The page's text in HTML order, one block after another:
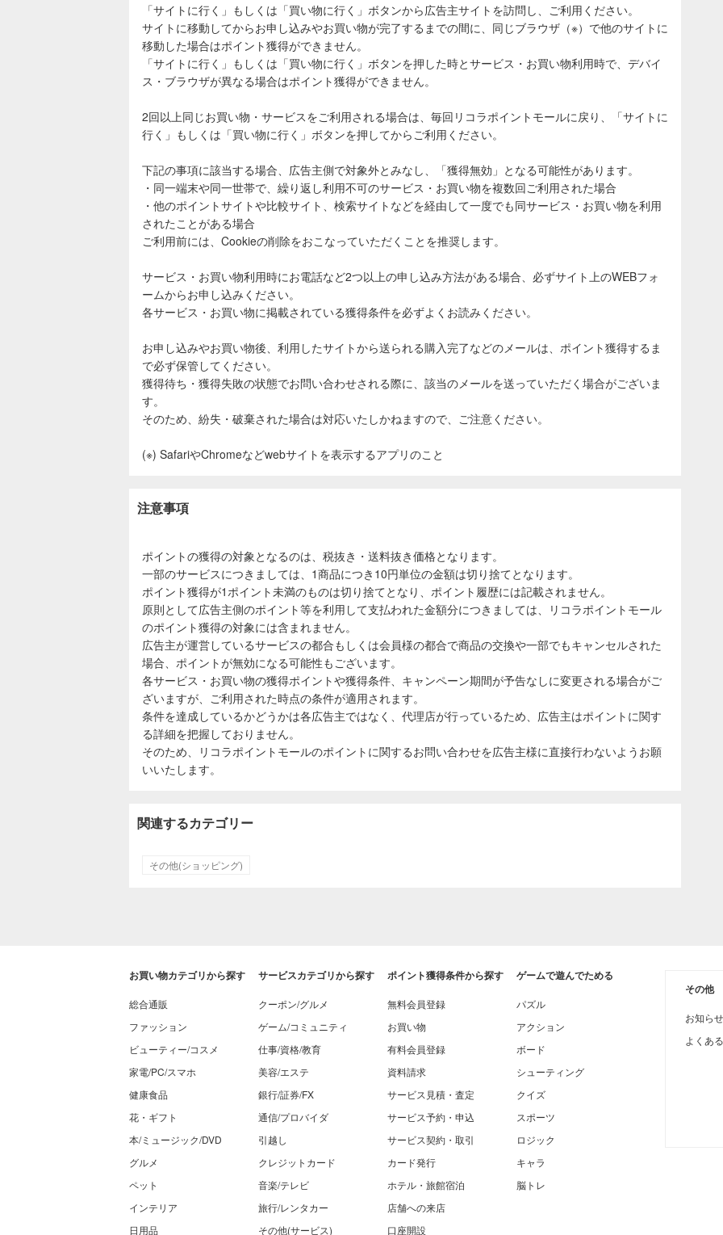
「サイトに行く」もしくは「買い物に行く」ボタンから広告主サイトを訪問し、ご利用ください。
サイトに移動してからお申し込みやお買い物が完了するまでの間に、同じブラウザ（※）で他のサイトに
移動した場合はポイント獲得ができません。
「サイトに行く」もしくは「買い物に行く」ボタンを押した時とサービス・お買い物利用時で、デバイ
ス・ブラウザが異なる場合はポイント獲得ができません。
2回以上同じお買い物・サービスをご利用される場合は、毎回リコラポイントモールに戻り、「サイトに
行く」もしくは「買い物に行く」ボタンを押してからご利用ください。
下記の事項に該当する場合、広告主側で対象外とみなし、「獲得無効」となる可能性があります。
・同一端末や同一世帯で、繰り返し利用不可のサービス・お買い物を複数回ご利用された場合
・他のポイントサイトや比較サイト、検索サイトなどを経由して一度でも同サービス・お買い物を利用
されたことがある場合
ご利用前には、Cookieの削除をおこなっていただくことを推奨します。
サービス・お買い物利用時にお電話など2つ以上の申し込み方法がある場合、必ずサイト上のWEBフォ
ームからお申し込みください。
各サービス・お買い物に掲載されている獲得条件を必ずよくお読みください。
お申し込みやお買い物後、利用したサイトから送られる購入完了などのメールは、ポイント獲得するま
で必ず保管してください。
獲得待ち・獲得失敗の状態でお問い合わせされる際に、該当のメールを送っていただく場合がございま
す。
そのため、紛失・破棄された場合は対応いたしかねますので、ご注意ください。
(※) SafariやChromeなどwebサイトを表示するアプリのこと
注意事項
ポイントの獲得の対象となるのは、税抜き・送料抜き価格となります。
一部のサービスにつきましては、1商品につき10円単位の金額は切り捨てとなります。
ポイント獲得が1ポイント未満のものは切り捨てとなり、ポイント履歴には記載されません。
原則として広告主側のポイント等を利用して支払われた金額分につきましては、リコラポイントモール
のポイント獲得の対象には含まれません。
広告主が運営しているサービスの都合もしくは会員様の都合で商品の交換や一部でもキャンセルされた
場合、ポイントが無効になる可能性もございます。
各サービス・お買い物の獲得ポイントや獲得条件、キャンペーン期間が予告なしに変更される場合がご
ざいますが、ご利用された時点の条件が適用されます。
条件を達成しているかどうかは各広告主ではなく、代理店が行っているため、広告主はポイントに関す
る詳細を把握しておりません。
そのため、リコラポイントモールのポイントに関するお問い合わせを広告主様に直接行わないようお願
いいたします。
関連するカテゴリー
その他(ショッピング)
お買い物カテゴリから探す
総合通販
ファッション
ビューティー/コスメ
家電/PC/スマホ
健康食品
花・ギフト
本/ミュージック/DVD
グルメ
ペット
インテリア
日用品
サービスカテゴリから探す
クーポン/グルメ
ゲーム/コミュニティ
仕事/資格/教育
美容/エステ
銀行/証券/FX
通信/プロバイダ
引越し
クレジットカード
音楽/テレビ
旅行/レンタカー
その他(サービス)
ポイント獲得条件から探す
無料会員登録
お買い物
有料会員登録
資料請求
サービス見積・査定
サービス予約・申込
サービス契約・取引
カード発行
ホテル・旅館宿泊
店舗への来店
口座開設
ゲームで遊んでためる
パズル
アクション
ボード
シューティング
クイズ
スポーツ
ロジック
キャラ
脳トレ
その他
お知らせ
よくあ